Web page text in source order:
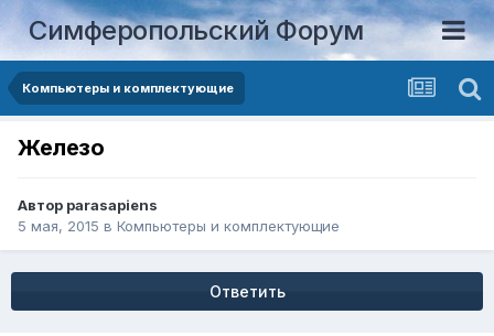
Симферопольский Форум
Компьютеры и комплектующие
Железо
Автор parasapiens
5 мая, 2015 в Компьютеры и комплектующие
Ответить